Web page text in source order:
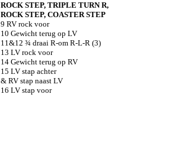
ROCK STEP, TRIPLE TURN R,
ROCK STEP, COASTER STEP
9 RV rock voor
10 Gewicht terug op LV
11&12 ¾ draai R-om R-L-R (3)
13 LV rock voor
14 Gewicht terug op RV
15 LV stap achter
& RV stap naast LV
16 LV stap voor